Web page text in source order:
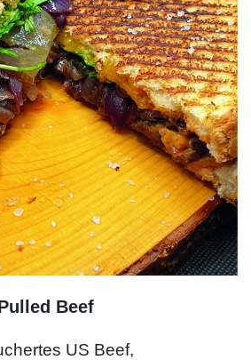
Beef
US Beef,